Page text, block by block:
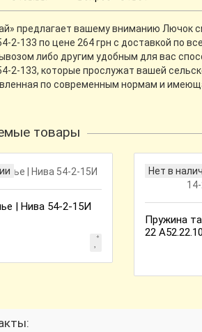
предлагает вашему вниманию Лючок
2-133 по цене 264 грн с доставкой
либо другим удобным для вас
2-133, которые прослужат вашей
по современным нормам и
товары
| Нива 54-2-15И
Нет в
Пружина
22